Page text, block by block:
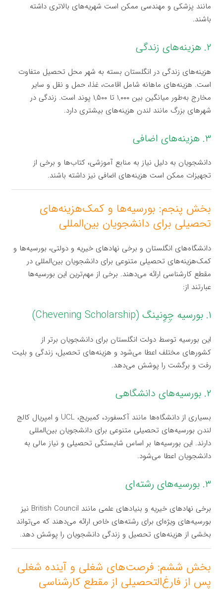
مانند پزشکی و مهندسی ممکن است شهریه‌های بالاتری داشته
باشند.
۲. هزینه‌های زندگی
هزینه‌های زندگی در انگلستان بسته به شهر محل تحصیل متفاوت
است. هزینه‌های ماهانه شامل اقامت، غذا، حمل و نقل و سایر
مخارج به‌طور میانگین بین ۱,۰۰۰ تا ۱,۵۰۰ پوند است. زندگی در
شهرهای بزرگ مانند لندن هزینه‌های بیشتری دارد.
۳. هزینه‌های اضافی
دانشجویان به دلیل نیاز به منابع آموزشی، کتاب‌ها و برخی از
تجهیزات ممکن است هزینه‌های اضافی نیز داشته باشند.
بخش پنجم: بورسیه‌ها و کمک‌هزینه‌های
تحصیلی برای دانشجویان بین‌المللی
دانشگاه‌های انگلستان و برخی نهادهای خیریه و دولتی، بورسیه‌ها و
کمک‌هزینه‌های تحصیلی متنوعی برای دانشجویان بین‌المللی در
مقطع کارشناسی ارائه می‌دهند. برخی از مهم‌ترین این بورسیه‌ها
عبارتند از:
۱. بورسیه چِوِنینگ (Chevening Scholarship)
این بورسیه توسط دولت انگلستان برای دانشجویان برتر از
کشورهای مختلف اعطا می‌شود و هزینه‌های تحصیل، زندگی و بلیت
رفت و برگشت را پوشش می‌دهد.
۲. بورسیه‌های دانشگاهی
بسیاری از دانشگاه‌ها مانند آکسفورد، کمبریج، UCL و امپریال کالج
لندن بورسیه‌های تحصیلی متنوعی برای دانشجویان بین‌المللی
دارند. این بورسیه‌ها بر اساس شایستگی تحصیلی و نیاز مالی به
دانشجویان اعطا می‌شود.
۳. بورسیه‌های رشته‌ای
برخی نهادهای خیریه و بنیادهای علمی مانند British Council نیز
بورسیه‌های ویژه‌ای برای رشته‌های خاص ارائه می‌دهند که می‌تواند
بخشی از هزینه‌های تحصیل و زندگی دانشجویان را پوشش دهد.
بخش ششم: فرصت‌های شغلی و آینده شغلی
پس از فارغ‌التحصیلی از مقطع کارشناسی